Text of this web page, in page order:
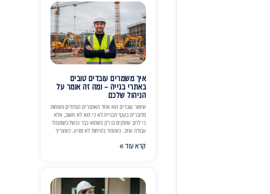
איך משמרים עובדים טובים
באתרי בנייה – ומה זה אומר על
הניהול שלכם
שימור עובדים הוא אחד האתגרים הגדולים והפחות
מדוברים בענף הבנייה.לא כי הוא לא חשוב, אלא
כי לרוב עוסקים בו רק כשהוא כבר נכשל.כשמנהל
עבודה עוזב. כשעוזר בטיחות לא מגיע. כשצריך
קרא עוד »